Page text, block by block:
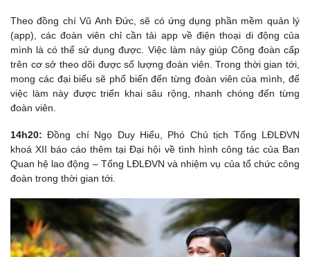
Theo đồng chí Vũ Anh Đức, sẽ có ứng dụng phần mềm quản lý
(app), các đoàn viên chỉ cần tải app về điện thoại di động của
mình là có thể sử dụng được. Việc làm này giúp Công đoàn cấp
trên cơ sở theo dõi được số lượng đoàn viên. Trong thời gian tới,
mong các đại biểu sẽ phổ biến đến từng đoàn viên của mình, để
việc làm này được triển khai sâu rộng, nhanh chóng đến từng
đoàn viên.
14h20: Đồng chí Ngọ Duy Hiểu, Phó Chủ tịch Tổng LĐLĐVN
khoá XII báo cáo thêm tại Đại hội về tình hình công tác của Ban
Quan hệ lao động – Tổng LĐLĐVN và nhiệm vụ của tổ chức công
đoàn trong thời gian tới.